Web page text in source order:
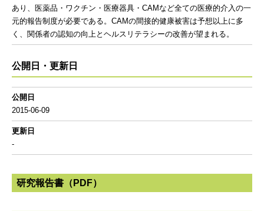
あり、医薬品・ワクチン・医療器具・CAMなど全ての医療的介入の一
元的報告制度が必要である。CAMの間接的健康被害は予想以上に多
く、関係者の認知の向上とヘルスリテラシーの改善が望まれる。
公開日・更新日
公開日
2015-06-09
更新日
-
研究報告書（PDF）